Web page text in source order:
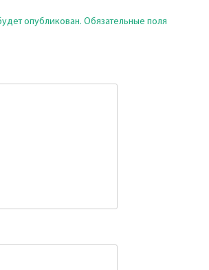
опубликован. Обязательные поля